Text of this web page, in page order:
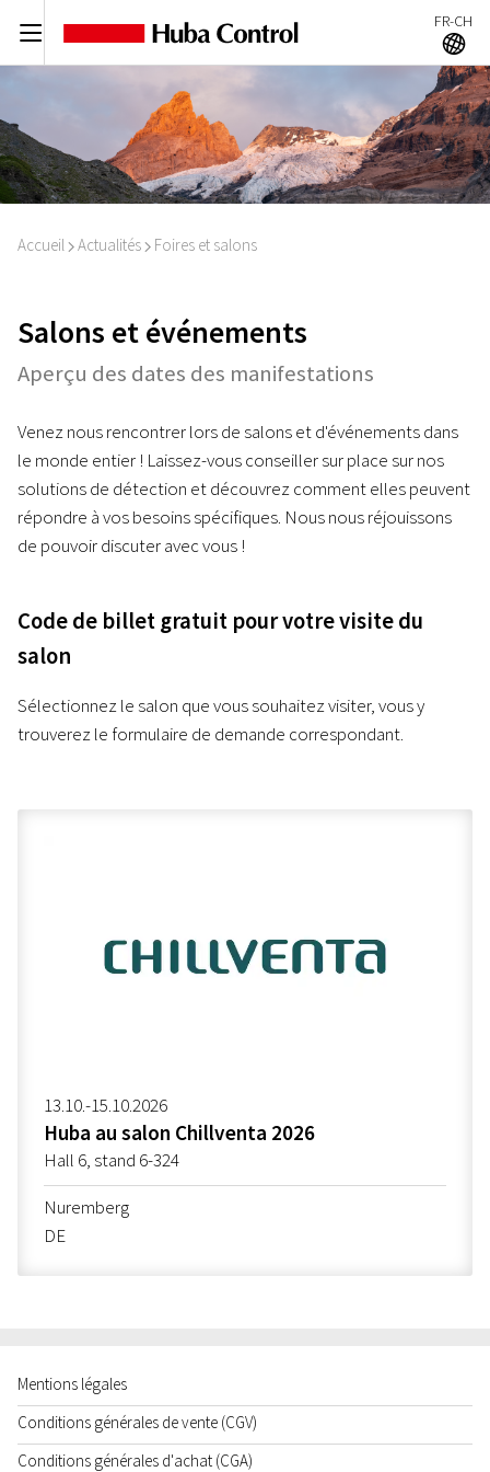
C FR-CH
A
Accueil I Actualités I Foires et salons
Salons et événements
Aperçu des dates des manifestations
Venez nous rencontrer lors de salons et d'événements dans
le monde entier ! Laissez-vous conseiller sur place sur nos
solutions de détection et découvrez comment elles peuvent
répondre à vos besoins spécifiques. Nous nous réjouissons
de pouvoir discuter avec vous !
Code de billet gratuit pour votre visite du
salon
Sélectionnez le salon que vous souhaitez visiter, vous y
trouverez le formulaire de demande correspondant.
13.10.-15.10.2026
Huba au salon Chillventa 2026
Hall 6, stand 6-324
Nuremberg
DE
Mentions légales
Conditions générales de vente (CGV)
Conditions générales d'achat (CGA)